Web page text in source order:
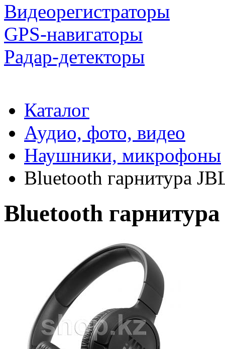
Видеорегистраторы
GPS-навигаторы
Радар-детекторы
Каталог
Аудио, фото, видео
Наушники, микрофоны
Bluetooth гарнитура
Bluetooth